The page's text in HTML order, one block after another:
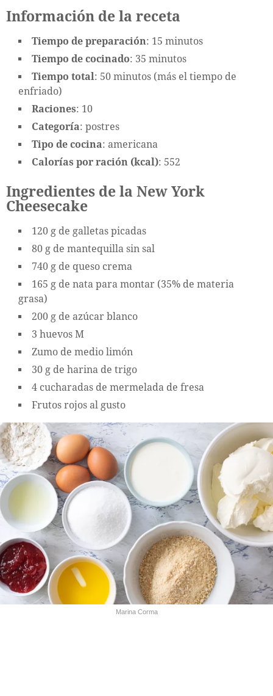
Información de la receta
Tiempo de preparación: 15 minutos
Tiempo de cocinado: 35 minutos
Tiempo total : 50 minutos (más el tiempo de
enfriado)
Raciones: 10
Categoría: postres
Tipo de cocina: americana
Calorías por ración (kcal): 552
Ingredientes de la New York
Cheesecake
120 g de galletas picadas
80 g de mantequilla sin sal
740 g de queso crema
165 g de nata para montar (35% de materia
grasa)
200 g de azúcar blanco
3 huevos M
Zumo de medio limón
30 g de harina de trigo
4 cucharadas de mermelada de fresa
Frutos rojos al gusto
Marina Corma